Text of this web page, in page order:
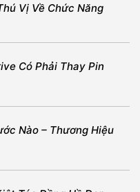
Vị Về Chức Năng
Có Phải Thay Pin
Nào – Thương Hiệu